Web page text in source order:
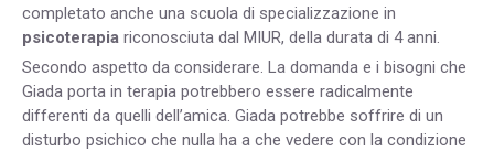
completato anche una scuola di specializzazione in
psicoterapia riconosciuta dal MIUR, della durata di 4 anni.
Secondo aspetto da considerare. La domanda e i bisogni che
Giada porta in terapia potrebbero essere radicalmente
differenti da quelli dell’amica. Giada potrebbe soffrire di un
disturbo psichico che nulla ha a che vedere con la condizione